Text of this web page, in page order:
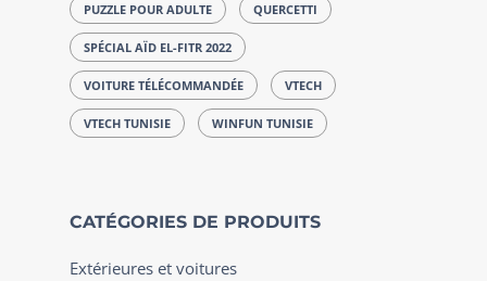
PUZZLE POUR ADULTE QUERCETTI
SPÉCIAL AÏD EL-FITR 2022
VOITURE TÉLÉCOMMANDÉE VTECH
VTECH TUNISIE WINFUN TUNISIE
CATÉGORIES DE PRODUITS
Extérieures et voitures